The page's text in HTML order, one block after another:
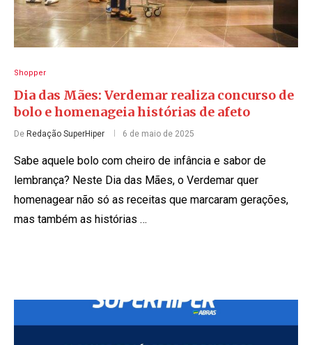
Shopper
Dia das Mães: Verdemar realiza concurso de
bolo e homenageia histórias de afeto
De Redação SuperHiper 6 de maio de 2025
Sabe aquele bolo com cheiro de infância e sabor de
lembrança? Neste Dia das Mães, o Verdemar quer
homenagear não só as receitas que marcaram gerações,
mas também as histórias …